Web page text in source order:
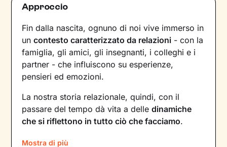
Approccio
Fin dalla nascita, ognuno di noi vive immerso in
uncontesto caratterizzato da relazioni - con la
famiglia, gli amici, gli insegnanti, i colleghi e i
partner - che influiscono su esperienze,
pensieri ed emozioni.
La nostra storia relazionale, quindi, con il
passare del tempo dà vita a delledinamiche
che si riflettono in tutto ciò che facciamo.
Mostra di più